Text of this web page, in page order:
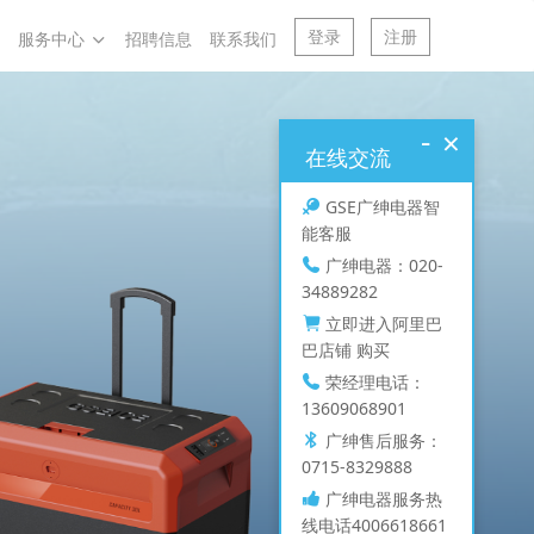
登录 注册
服务中心 招聘信息 联系我们
×
-
在线交流
GSE广绅电器智
能客服
广绅电器：020-
34889282
立即进入阿里巴
巴店铺 购买
荣经理电话：
13609068901
广绅售后服务：
0715-8329888
广绅电器服务热
线电话4006618661